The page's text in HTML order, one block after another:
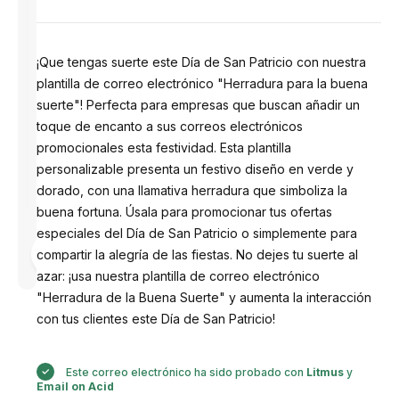
Diseñado
por
¡Que tengas suerte este Día de San Patricio con nuestra
plantilla de correo electrónico "Herradura para la buena
suerte"! Perfecta para empresas que buscan añadir un
toque de encanto a sus correos electrónicos
promocionales esta festividad. Esta plantilla
personalizable presenta un festivo diseño en verde y
dorado, con una llamativa herradura que simboliza la
buena fortuna. Úsala para promocionar tus ofertas
especiales del Día de San Patricio o simplemente para
compartir la alegría de las fiestas. No dejes tu suerte al
azar: ¡usa nuestra plantilla de correo electrónico
"Herradura de la Buena Suerte" y aumenta la interacción
con tus clientes este Día de San Patricio!
Este correo electrónico ha sido probado con Litmusy
Email on Acid